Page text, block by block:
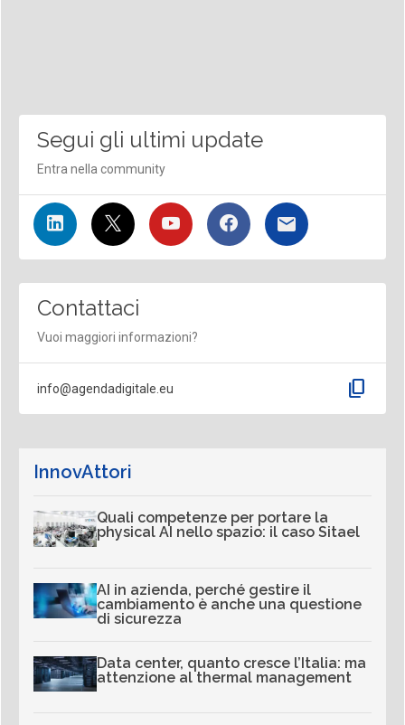
Segui gli ultimi update
Entra nella community
Contattaci
Vuoi maggiori informazioni?
info@agendadigitale.eu content_copy
InnovAttori
Quali competenze per portare la
physical AI nello spazio: il caso Sitael
AI in azienda, perché gestire il
cambiamento è anche una questione
di sicurezza
Data center, quanto cresce l’Italia: ma
attenzione al thermal management